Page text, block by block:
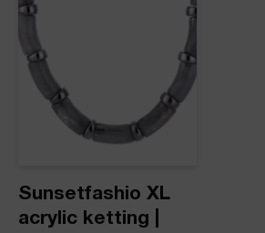
Sunsetfashio XL
acrylic ketting |